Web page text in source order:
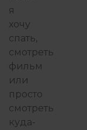
я
хочу
спать,
смотреть
фильм
или
просто
смотреть
куда-